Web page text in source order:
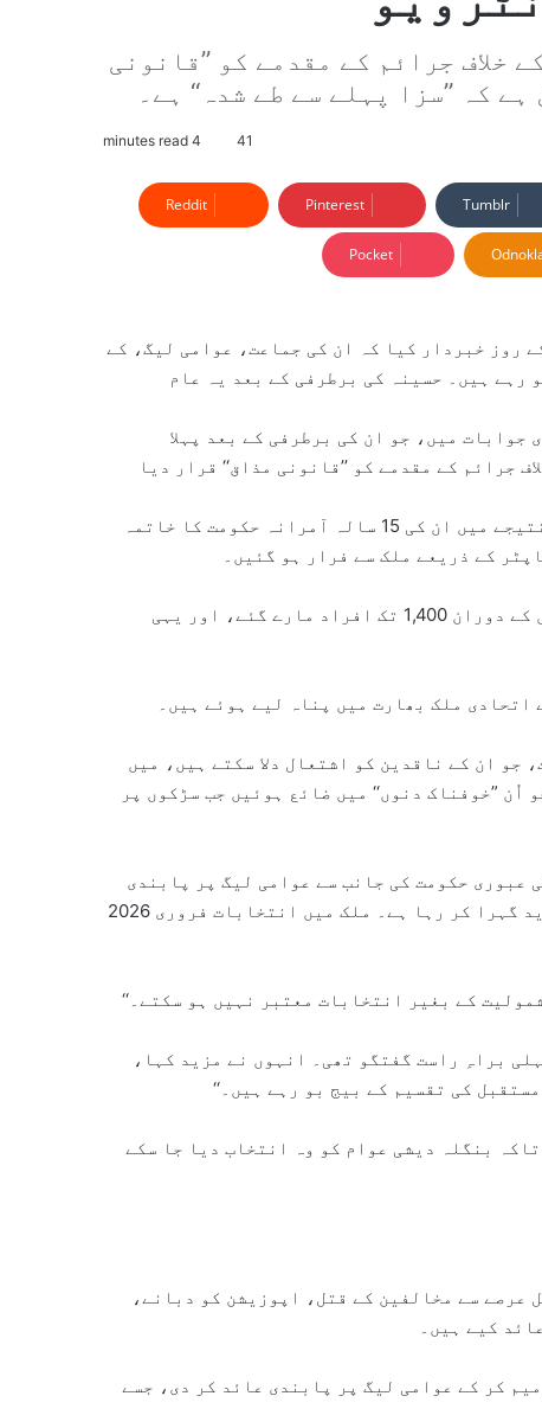
خلاف جرائم کے مقدمے کو ’’قانونی
کہ ’’سزا پہلے سے طے شدہ‘‘ ہے۔
41
Tumblr
Pinterest
Reddit
Pocket
روز خبردار کیا کہ ان کی جماعت، عوامی لیگ، کے
رہے ہیں۔ حسینہ کی برطرفی کے بعد یہ عام
میں، جو ان کی برطرفی کے بعد پہلا
جرائم کے مقدمے کو ’’قانونی مذاق‘‘ قرار دیا
اگست 2024 میں طلبہ کی قیادت میں ہونے والی بغاوت کے نتیجے میں ان کی 15 سالہ آمرانہ حکومت کا خاتمہ
کے ذریعے ملک سے فرار ہو گئیں۔
اقوامِ متحدہ کے مطابق، اقتدار پر قابض رہنے کی کوششوں کے دوران 1,400 تک افراد مارے گئے، اور یہی
ملک بھارت میں پناہ لیے ہوئے ہیں۔
جو ان کے ناقدین کو اشتعال دلا سکتے ہیں، میں
اُن ”خوفناک دنوں‘‘ میں ضائع ہوئیں جب سڑکوں پر
عبوری حکومت کی جانب سے عوامی لیگ پر پابندی
لگانا، 17 کروڑ آبادی والے ملک میں سیاسی بحران کو مزید گہرا کر رہا ہے۔ ملک میں انتخابات فروری 2026
کے بغیر انتخابات معتبر نہیں ہو سکتے۔‘‘
براہِ راست گفتگو تھی۔ انہوں نے مزید کہا،
کی تقسیم کے بیج بو رہے ہیں۔‘‘
بنگلہ دیشی عوام کو وہ انتخاب دیا جا سکے
عرصے سے مخالفین کے قتل، اپوزیشن کو دبانے،
کیے ہیں۔
کر کے عوامی لیگ پر پابندی عائد کر دی، جسے